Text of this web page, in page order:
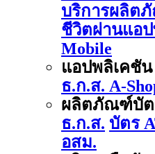
บริการผลิต
ชีวิตผ่านแอ
Mobile
แอปพลิเคชัน
ธ.ก.ส. A-
ผลิตภัณฑ์บัต
ธ.ก.ส. บัตร
อสม.